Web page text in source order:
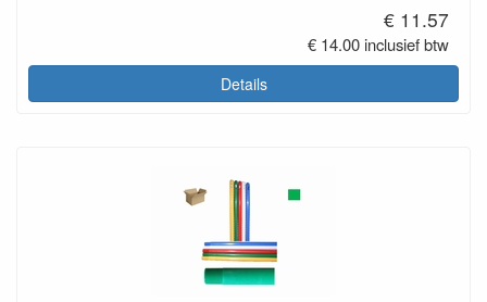
€ 11.57
€ 14.00 inclusief btw
Details